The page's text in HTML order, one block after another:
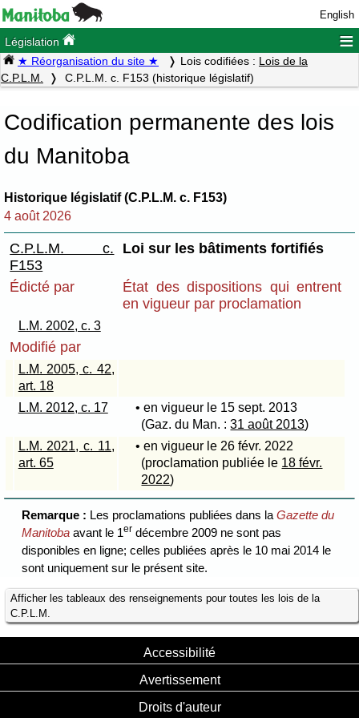
English
Législation ≡
★ Réorganisation du site ★ Lois codifiées : Lois de la
C.P.L.M.
C.P.L.M. c. F153 (historique législatif)
Codification permanente des lois
du Manitoba
Historique législatif (C.P.L.M. c. F153)
4 août 2026
C.P.L.M. c.
F153
Loi sur les bâtiments fortifiés
Édicté par
État des dispositions qui entrent
en vigueur par proclamation
L.M. 2002, c. 3
Modifié par
L.M. 2005, c. 42,
art. 18
L.M. 2012, c. 17
• en vigueur le 15 sept. 2013
(Gaz. du Man. :31 août 2013)
L.M. 2021, c. 11,
art. 65
• en vigueur le 26 févr. 2022
(proclamation publiée le 18 févr.
2022)
Remarque : Les proclamations publiées dans laGazette du
Manitoba avant le 1er décembre 2009 ne sont pas
disponibles en ligne; celles publiées après le 10 mai 2014 le
sont uniquement sur le présent site.
Afficher les tableaux des renseignements pour toutes les lois de la
C.P.L.M.
Accessibilité
Avertissement
Droits d'auteur